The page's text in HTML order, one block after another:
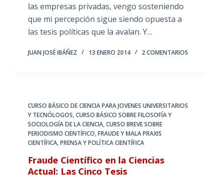
las empresas privadas, vengo sosteniendo
que mi percepción sigue siendo opuesta a
las tesis políticas que la avalan. Y…
JUAN JOSÉ IBÁÑEZ 13 ENERO 2014 2 COMENTARIOS
CURSO BÁSICO DE CIENCIA PARA JOVENES UNIVERSITARIOS
Y TECNÓLOGOS,CURSO BÁSICO SOBRE FILOSOFÍA Y
SOCIOLOGÍA DE LA CIENCIA,CURSO BREVE SOBRE
PERIODISMO CIENTÍFICO,FRAUDE Y MALA PRAXIS
CIENTÍFICA,PRENSA Y POLÍTICA CIENTÍFICA
Fraude Científico en la Ciencias
Actual: Las Cinco Tesis